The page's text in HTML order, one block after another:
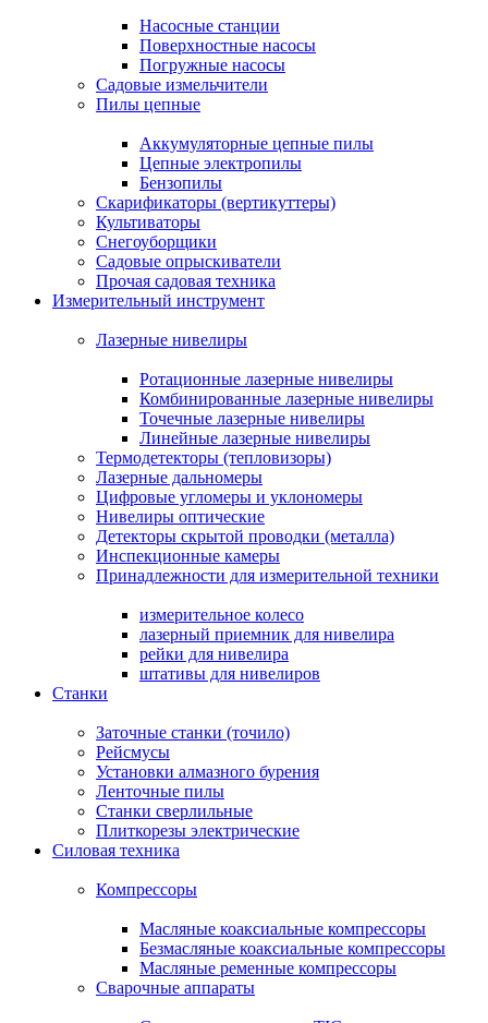
Насосные станции
Поверхностные насосы
Погружные насосы
Садовые измельчители
Пилы цепные
Аккумуляторные цепные пилы
Цепные электропилы
Бензопилы
Скарификаторы (вертикуттеры)
Культиваторы
Снегоуборщики
Садовые опрыскиватели
Прочая садовая техника
Измерительный инструмент
Лазерные нивелиры
Ротационные лазерные нивелиры
Комбинированные лазерные нивелиры
Точечные лазерные нивелиры
Линейные лазерные нивелиры
Термодетекторы (тепловизоры)
Лазерные дальномеры
Цифровые угломеры и уклономеры
Нивелиры оптические
Детекторы скрытой проводки (металла)
Инспекционные камеры
Принадлежности для измерительной техники
измерительное колесо
лазерный приемник для нивелира
рейки для нивелира
штативы для нивелиров
Станки
Заточные станки (точило)
Рейсмусы
Установки алмазного бурения
Ленточные пилы
Станки сверлильные
Плиткорезы электрические
Силовая техника
Компрессоры
Масляные коаксиальные компрессоры
Безмасляные коаксиальные компрессоры
Масляные ременные компрессоры
Сварочные аппараты